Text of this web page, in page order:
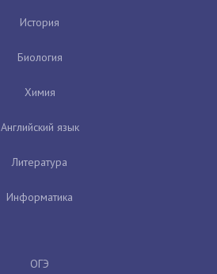
История
Биология
Химия
Английский язык
Литература
Информатика
ОГЭ